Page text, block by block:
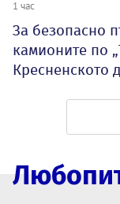
1 час
За безопасно
камионите по
Кресненското